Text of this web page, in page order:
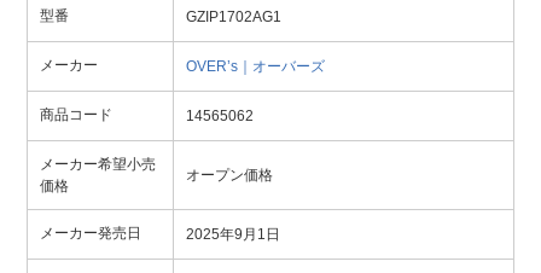
型番 GZIP1702AG1
メーカー OVER’s｜オーバーズ
商品コード 14565062
メーカー希望小売
価格
オープン価格
メーカー発売日 2025年9月1日